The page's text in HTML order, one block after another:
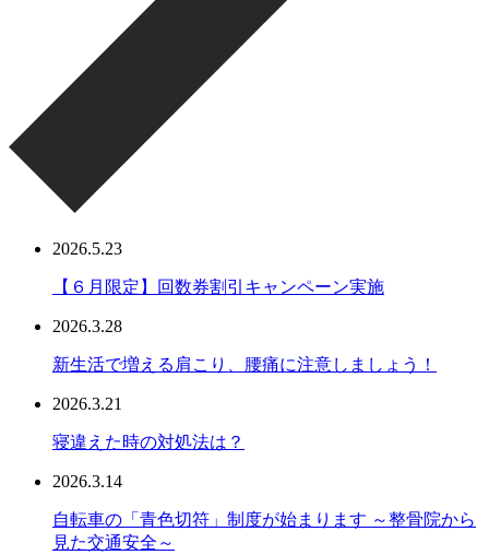
2026.5.23
【６月限定】回数券割引キャンペーン実施
2026.3.28
新生活で増える肩こり、腰痛に注意しましょう！
2026.3.21
寝違えた時の対処法は？
2026.3.14
自転車の「青色切符」制度が始まります ～整骨院から
見た交通安全～